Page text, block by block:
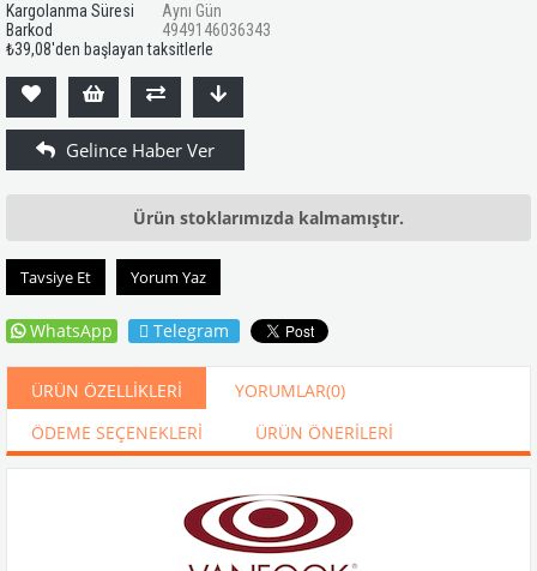
Kargolanma Süresi
Aynı Gün
Barkod
4949146036343
₺39,08'den başlayan taksitlerle
Ürün stoklarımızda kalmamıştır.
Tavsiye Et Yorum Yaz
WhatsApp Telegram
ÜRÜN ÖZELLIKLERI YORUMLAR(0)
ÖDEME SEÇENEKLERI
ÜRÜN ÖNERILERI